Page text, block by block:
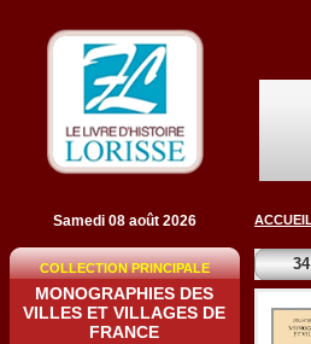
Samedi 08 août 2026
COLLECTION PRINCIPALE
MONOGRAPHIES DES
VILLES ET VILLAGES DE
FRANCE
ACCUEIL